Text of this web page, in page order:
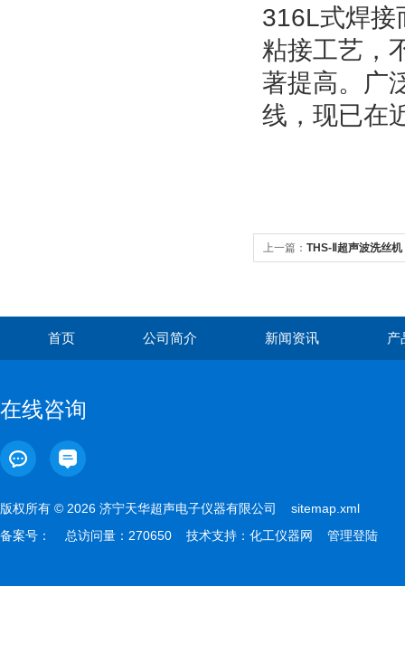
316L式焊接
粘接工艺，
著提高。广
线，现已在
上一篇： THS-Ⅱ超声波洗丝机
首页 公司简介 新闻资讯 产
在线咨询
版权所有 © 2026 济宁天华超声电子仪器有限公司 sitemap.xml
备案号：
总访问量：270650 技术支持： 化工仪器网 管理登陆